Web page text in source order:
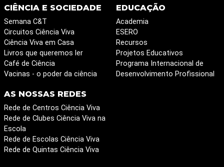
CIÊNCIA E SOCIEDADE
Semana C&T
Circuitos Ciência Viva
Ciência Viva em Casa
Livros que queremos ler
Café de Ciência
Vacinas - o poder da ciência
EDUCAÇÃO
Academia
ESERO
Recursos
Projetos Educativos
Programa Internacional de
Desenvolvimento Profissional
AS NOSSAS REDES
Rede de Centros Ciência Viva
Rede de Clubes Ciência Viva na
Escola
Rede de Escolas Ciência Viva
Rede de Quintas Ciência Viva